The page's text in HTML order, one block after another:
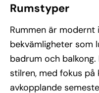
Rumstyper
Rummen är modernt
bekvämligheter som
badrum och
stilren, med fokus
avkopplande